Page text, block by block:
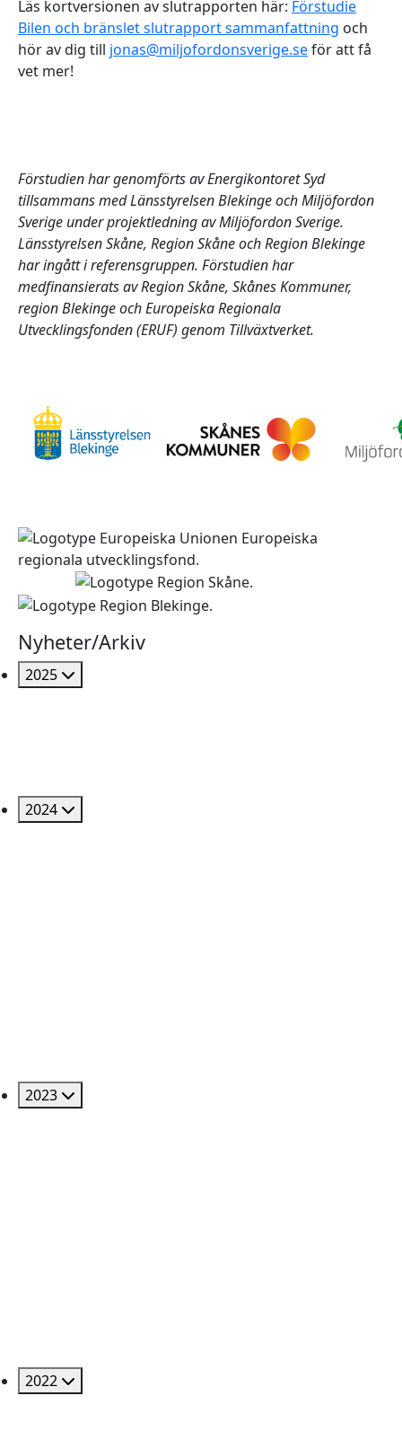
Läs kortversionen av slutrapporten här: Förstudie
Bilen och bränslet slutrapport sammanfattning och
hör av dig till jonas@miljofordonsverige.seför att få
vet mer!
Förstudien har genomförts av Energikontoret Syd
tillsammans med Länsstyrelsen Blekinge och Miljöfordon
Sverige under projektledning av Miljöfordon Sverige.
Länsstyrelsen Skåne, Region Skåne och Region Blekinge
har ingått i referensgruppen. Förstudien har
medfinansierats av Region Skåne, Skånes Kommuner,
region Blekinge och Europeiska Regionala
Utvecklingsfonden (ERUF) genom Tillväxtverket.
Nyheter/Arkiv
2025
2024
2023
2022